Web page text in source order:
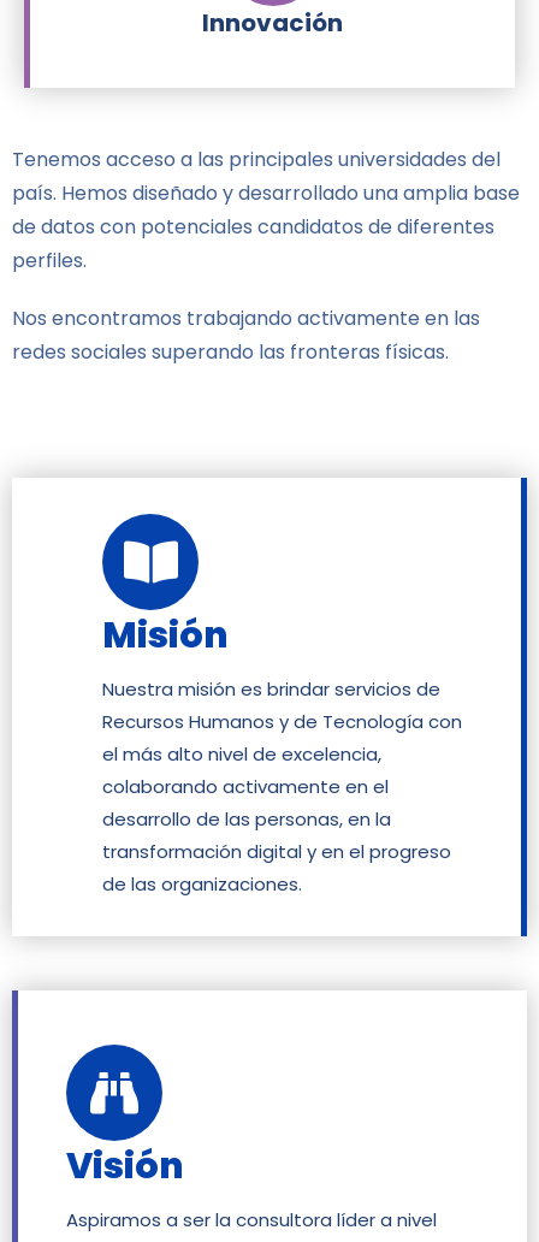
Innovación
Tenemos acceso a las principales universidades del
país. Hemos diseñado y desarrollado una amplia base
de datos con potenciales candidatos de diferentes
perfiles.
Nos encontramos trabajando activamente en las
redes sociales superando las fronteras físicas.
Misión
Nuestra misión es brindar servicios de
Recursos Humanos y de Tecnología con
el más alto nivel de excelencia,
colaborando activamente en el
desarrollo de las personas, en la
transformación digital y en el progreso
de las organizaciones.
Visión
Aspiramos a ser la consultora líder a nivel